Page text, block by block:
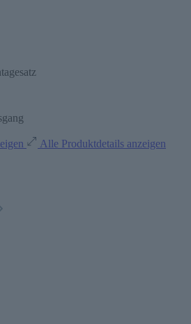
Alle Produktdetails anzeigen